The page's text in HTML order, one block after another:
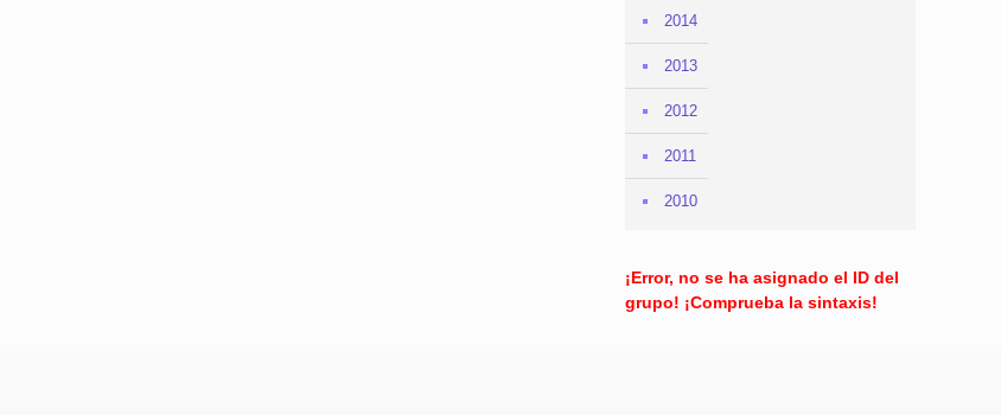
2014
2013
2012
2011
2010
¡Error, no se ha asignado el ID del
grupo! ¡Comprueba la sintaxis!